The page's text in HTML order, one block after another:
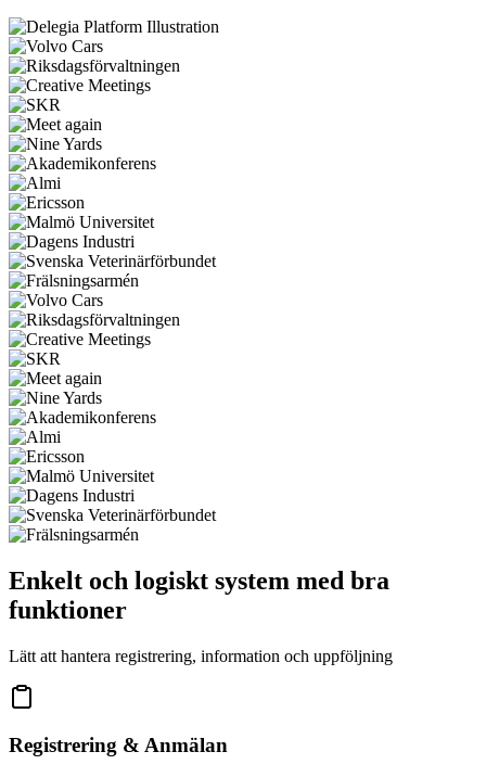
Enkelt och logiskt system med bra
funktioner
Lätt att hantera registrering, information och uppföljning
Registrering & Anmälan